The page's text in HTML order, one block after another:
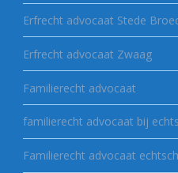
Erfrecht advocaat Stede
Erfrecht advocaat Zwaag
Familierecht advocaat
familierecht advocaat bij
Familierecht advocaat